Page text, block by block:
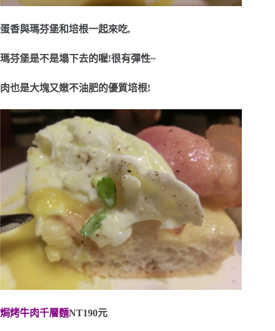
蛋香與瑪芬堡和培根一起來吃,
瑪芬堡是不是塌下去的喔!很有彈性~
肉也是大塊又嫩不油肥的優質培根!
焗烤牛肉千層麵NT190元